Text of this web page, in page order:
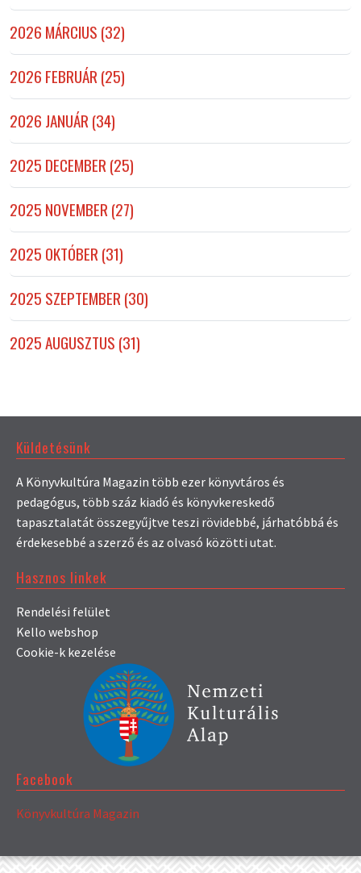
2026 MÁRCIUS (32)
2026 FEBRUÁR (25)
2026 JANUÁR (34)
2025 DECEMBER (25)
2025 NOVEMBER (27)
2025 OKTÓBER (31)
2025 SZEPTEMBER (30)
2025 AUGUSZTUS (31)
Küldetésünk
A Könyvkultúra Magazin több ezer könyvtáros és
pedagógus, több száz kiadó és könyvkereskedő
tapasztalatát összegyűjtve teszi rövidebbé, járhatóbbá és
érdekesebbé a szerző és az olvasó közötti utat.
Hasznos linkek
Rendelési felület
Kello webshop
Cookie-k kezelése
Facebook
Könyvkultúra Magazin